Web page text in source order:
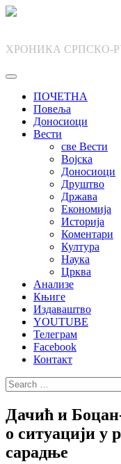
Skip
ХРОНИКА СРПСКО-
ПОЧЕТНА
Повеља
Доносиоци
Вести
све Вести
Војска
Доносиоци
Друштво
Држава
Економија
Историја
Коментари
Култура
Наука
Црква
Анализе
Књиге
Издаваштво
YOUTUBE
Телеграм
Facebook
Контакт
Search
for:
Дачић и
о ситуацији у
сарадње